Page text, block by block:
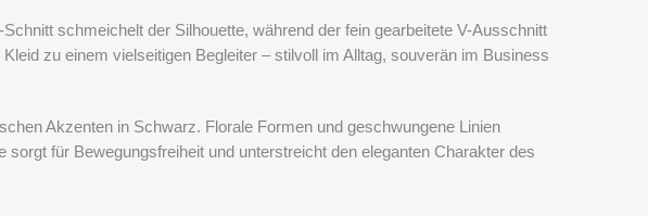
schmeichelt der Silhouette, während der fein gearbeitete V-Ausschnitt
zu einem vielseitigen Begleiter – stilvoll im Alltag, souverän im Business
Akzenten in Schwarz. Florale Formen und geschwungene Linien
für Bewegungsfreiheit und unterstreicht den eleganten Charakter des